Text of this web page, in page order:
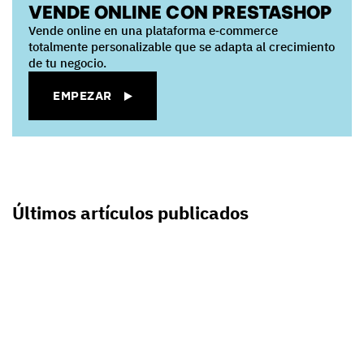
VENDE ONLINE CON PRESTASHOP
Vende online en una plataforma e‑commerce
totalmente personalizable que se adapta al crecimiento
de tu negocio.
EMPEZAR
Últimos artículos publicados